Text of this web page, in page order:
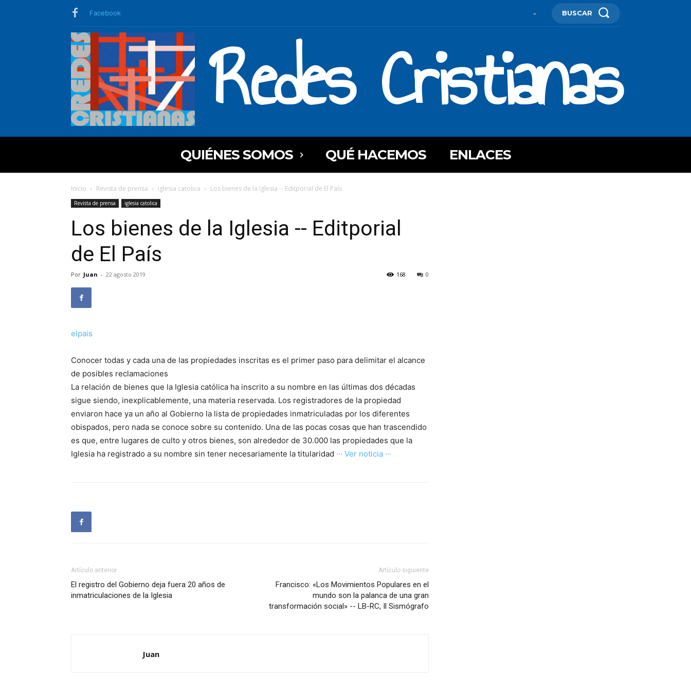
Facebook - BUSCAR
Redes Cristianas
QUIÉNES SOMOS QUÉ HACEMOS ENLACES
Inicio Revista de prensa iglesia catolica Los bienes de la Iglesia -- Editporial de El País
Revista de prensa iglesia catolica
Los bienes de la Iglesia -- Editporial
de El País
Por Juan - 22 agosto 2019 0
168
elpais
Conocer todas y cada una de las propiedades inscritas es el primer paso para delimitar el alcance
de posibles reclamaciones
La relación de bienes que la Iglesia católica ha inscrito a su nombre en las últimas dos décadas
sigue siendo, inexplicablemente, una materia reservada. Los registradores de la propiedad
enviaron hace ya un año al Gobierno la lista de propiedades inmatriculadas por los diferentes
obispados, pero nada se conoce sobre su contenido. Una de las pocas cosas que han trascendido
es que, entre lugares de culto y otros bienes, son alrededor de 30.000 las propiedades que la
Iglesia ha registrado a su nombre sin tener necesariamente la titularidad ··· Ver noticia ···
Artículo anterior
El registro del Gobierno deja fuera 20 años de
inmatriculaciones de la Iglesia
Artículo siguiente
Francisco: «Los Movimientos Populares en el
mundo son la palanca de una gran
transformación social» -- LB-RC, Il Sismógrafo
Juan